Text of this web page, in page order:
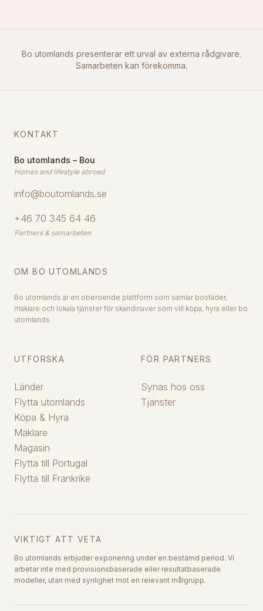
Bo utomlands presenterar ett urval av externa rådgivare.
Samarbeten kan förekomma.
KONTAKT
Bo utomlands – Bou
Homes and lifestyle abroad
info@boutomlands.se
+46 70 345 64 46
Partners & samarbeten
OM BO UTOMLANDS
Bo utomlands är en oberoende plattform som samlar bostäder,
mäklare och lokala tjänster för skandinaver som vill köpa, hyra eller bo
utomlands.
UTFORSKA
Länder
Flytta utomlands
Köpa & Hyra
Mäklare
Magasin
Flytta till Portugal
Flytta till Frankrike
FÖR PARTNERS
Synas hos oss
Tjänster
VIKTIGT ATT VETA
Bo utomlands erbjuder exponering under en bestämd period. Vi
arbetar inte med provisionsbaserade eller resultatbaserade
modeller, utan med synlighet mot en relevant målgrupp.